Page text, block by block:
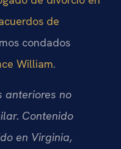
de
condados
William.
anteriores no
Contenido
en Virginia,